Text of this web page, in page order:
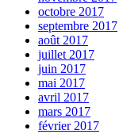
octobre 2017
septembre 2017
août 2017
juillet 2017
juin 2017
mai 2017
avril 2017
mars 2017
février 2017